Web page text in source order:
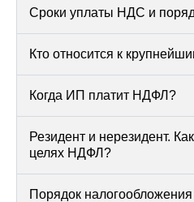
Сроки уплаты НДС и
Кто относится к
Когда ИП платит НДФЛ?
Резидент и нерезидент.
целях НДФЛ?
Порядок